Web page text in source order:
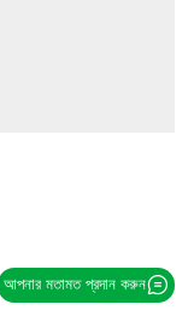
আপনার মতামত প্রদান করুন